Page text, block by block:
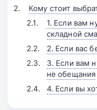
Кому стоит
1. Если вам
складной
2. Если вас
3. Если вам
не обещания
4. Если вы